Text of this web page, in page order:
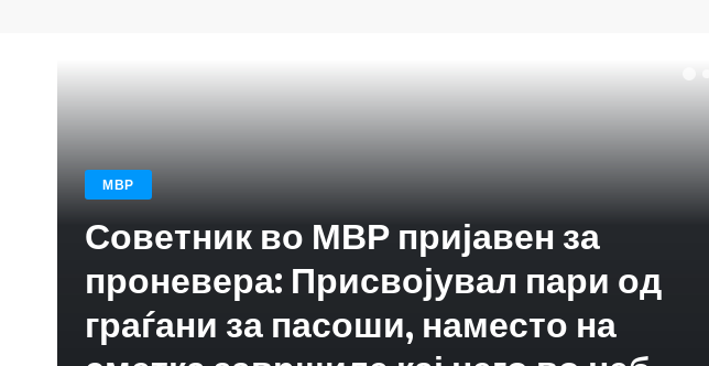
МВР
Советник во МВР пријавен за
проневера: Присвојувал пари од
граѓани за пасоши, наместо на